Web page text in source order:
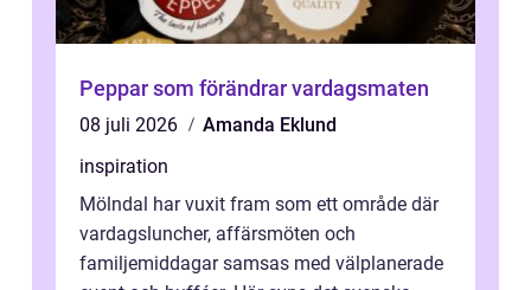
Peppar som förändrar vardagsmaten
08 juli 2026
Amanda Eklund
inspiration
Mölndal har vuxit fram som ett område där
vardagsluncher, affärsmöten och
familjemiddagar samsas med välplanerade